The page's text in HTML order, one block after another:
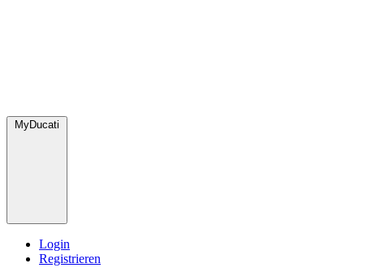
MyDucati
Login
Registrieren